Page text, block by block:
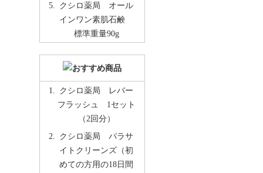
クシロ薬局 オール
インワン素肌石鹸
標準重量90g
クシロ薬局 レバー
フラッシュ 1セット
（2回分）
クシロ薬局 パラサ
イトクリーンズ（初
めての方用の18日間